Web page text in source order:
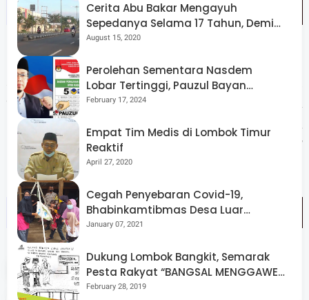
Berkenaan dengan hal ini, Ia membutuhkan data yang
akurat terkait lokasi desa wisata yang akan dikunjungi.
“Apabila program ini bisa berjalan dengan baik maka
kedepannya insya Allah akan ada desa binaan yang bisa
menjadi contoh bagi desa-desa binaan selanjutnya,”
harapnya.
Tags Religi
Cerita Abu Bakar Mengayuh
Sepedanya Selama 17 Tahun, Demi
Menggelorakan Kemerdekaan
August 15, 2020
Perolehan Sementara Nasdem
Lobar Tertinggi, Pauzul Bayan
Berpeluang “Rebut” Kursi Dapil 3
February 17, 2024
Empat Tim Medis di Lombok Timur
Reaktif
April 27, 2020
Cegah Penyebaran Covid-19,
Bhabinkamtibmas Desa Luar
Pantau Kegiatan Posyandu
January 07, 2021
Dukung Lombok Bangkit, Semarak
Pesta Rakyat “BANGSAL MENGGAWE”
Kembali Digelar Para Seniman Di
February 28, 2019